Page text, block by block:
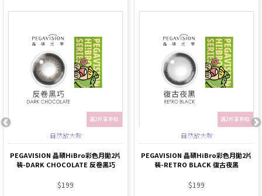
滿2件享折扣
自然放大款
PEGAVISION 晶碩HiBro彩色月拋2片
裝-DARK CHOCOLATE 反卷黑巧
$199
滿2件享折扣
自然放大款
PEGAVISION 晶碩HiBro彩色月拋2片
裝-RETRO BLACK 復古夜黑
$199